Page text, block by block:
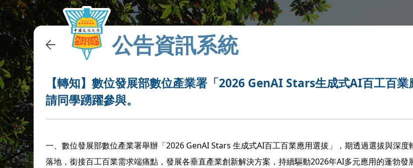
公告資訊系統
【轉知】數位發展部數位產業署「2026 GenAI Stars生成式AI百工百業
請同學踴躍參與。
一、數位發展部數位產業署舉辦「2026 GenAI Stars 生成式AI百工百業應用選拔」，期透過選拔與深度
落地，銜接百工百業需求端痛點，發展各垂直產業創新解決方案，持續驅動2026年AI多元應用的蓬勃發